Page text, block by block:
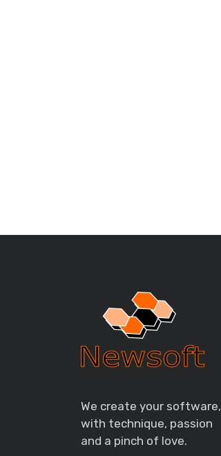
We create your software,
with technique, passion
and a pinch of love.